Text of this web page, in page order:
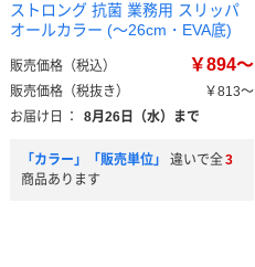
ストロング 抗菌 業務用 スリッパ
オールカラー (～26cm・EVA底)
販売価格（税込） ￥894～
販売価格（税抜き）
￥813～
お届け日
： 8月26日（水）まで
「カラー」「販売単位」 違いで全3
商品あります